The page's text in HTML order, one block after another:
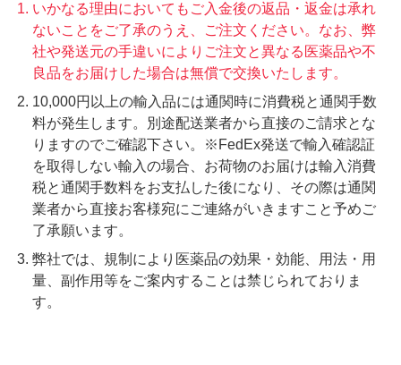
いかなる理由においてもご入金後の返品・返金は承れ
ないことをご了承のうえ、ご注文ください。なお、弊
社や発送元の手違いによりご注文と異なる医薬品や不
良品をお届けした場合は無償で交換いたします。
10,000円以上の輸入品には通関時に消費税と通関手数
料が発生します。別途配送業者から直接のご請求とな
りますのでご確認下さい。※FedEx発送で輸入確認証
を取得しない輸入の場合、お荷物のお届けは輸入消費
税と通関手数料をお支払した後になり、その際は通関
業者から直接お客様宛にご連絡がいきますこと予めご
了承願います。
弊社では、規制により医薬品の効果・効能、用法・用
量、副作用等をご案内することは禁じられておりま
す。